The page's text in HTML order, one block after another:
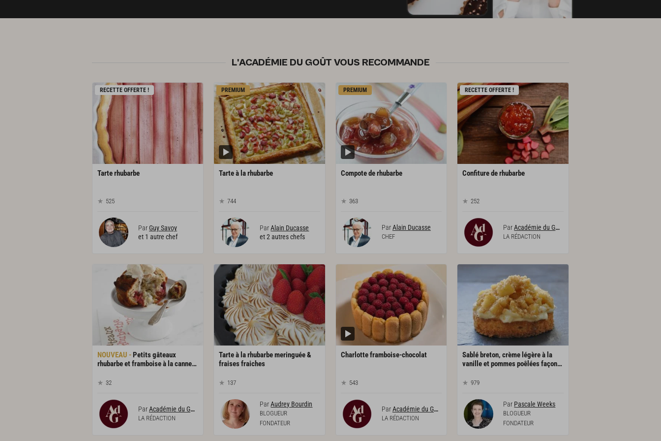
L'ACADÉMIE DU GOÛT VOUS RECOMMANDE
RECETTE OFFERTE !
Tarterhubarbe
525
ParGuy Savoy
et 1 autre chef
PREMIUM
Tarteà larhubarbe
744
ParAlain Ducasse
et 2 autres chefs
PREMIUM
Compotederhubarbe
363
ParAlain Ducasse
CHEF
RECETTE OFFERTE !
Confiturederhubarbe
252
ParAcadémie du Goût
LA RÉDACTION
Petits gâteaux
rhubarbe et framboise à la cannelle
32
ParAcadémie du Goût
LA RÉDACTION
Tarte à la rhubarbe meringuée &
fraises fraiches
137
ParAudrey Bourdin
BLOGUEUR
FONDATEUR
Charlotteframboise-chocolat
543
ParAcadémie du Goût
LA RÉDACTION
Sablé breton, crème légère à la
vanille et pommes poêlées façon tartelette
979
Par Pascale Weeks
BLOGUEUR
FONDATEUR